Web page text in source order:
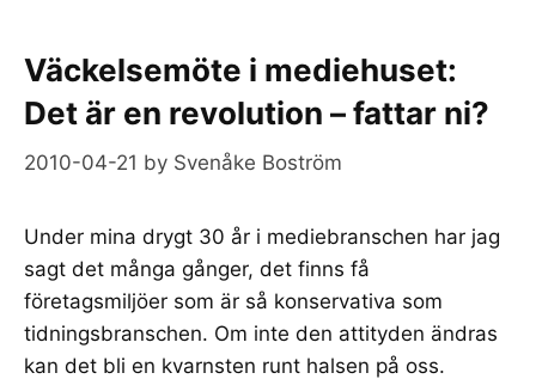
Väckelsemöte i mediehuset:
Det är en revolution – fattar ni?
2010-04-21 by Svenåke Boström
Under mina drygt 30 år i mediebranschen har jag
sagt det många gånger, det finns få
företagsmiljöer som är så konservativa som
tidningsbranschen. Om inte den attityden ändras
kan det bli en kvarnsten runt halsen på oss.